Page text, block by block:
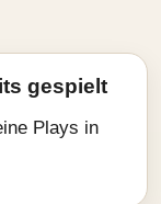
gespielt
Plays in